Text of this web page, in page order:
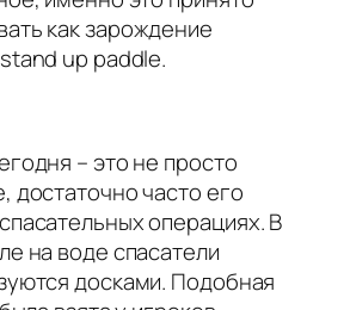
как зарождение
up paddle.
– это не просто
достаточно часто его
операциях. В
на воде спасатели
досками. Подобная